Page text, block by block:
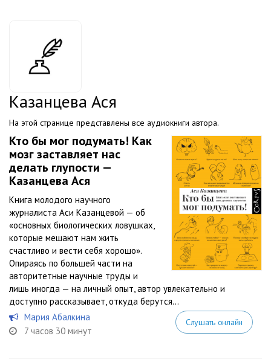
Казанцева Ася
На этой странице представлены все аудиокниги автора.
Кто бы мог подумать! Как
мозг заставляет нас
делать глупости —
Казанцева Ася
Книга молодого научного
журналиста Аси Казанцевой — об
«основных биологических ловушках,
которые мешают нам жить
счастливо и вести себя хорошо».
Опираясь по большей части на
авторитетные научные труды и
лишь иногда — на личный опыт, автор увлекательно и
доступно рассказывает, откуда берутся...
Мария Абалкина
7 часов 30 минут
Слушать онлайн